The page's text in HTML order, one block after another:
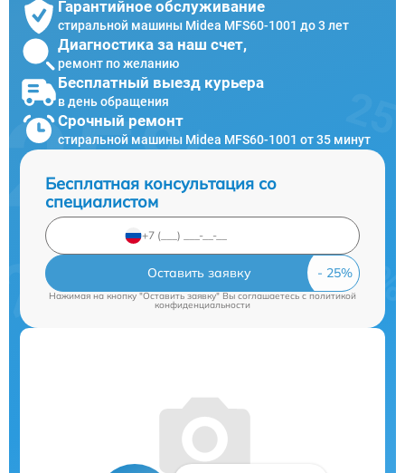
Гарантийное обслуживание
стиральной машины Midea MFS60-1001 до 3 лет
Диагностика за наш счет,
ремонт по желанию
Бесплатный выезд курьера
в день обращения
Срочный ремонт
стиральной машины Midea MFS60-1001 от 35 минут
Бесплатная консультация со
специалистом
Оставить заявку
Нажимая на кнопку "Оставить заявку" Вы соглашаетесь cполитикой
конфиденциальности